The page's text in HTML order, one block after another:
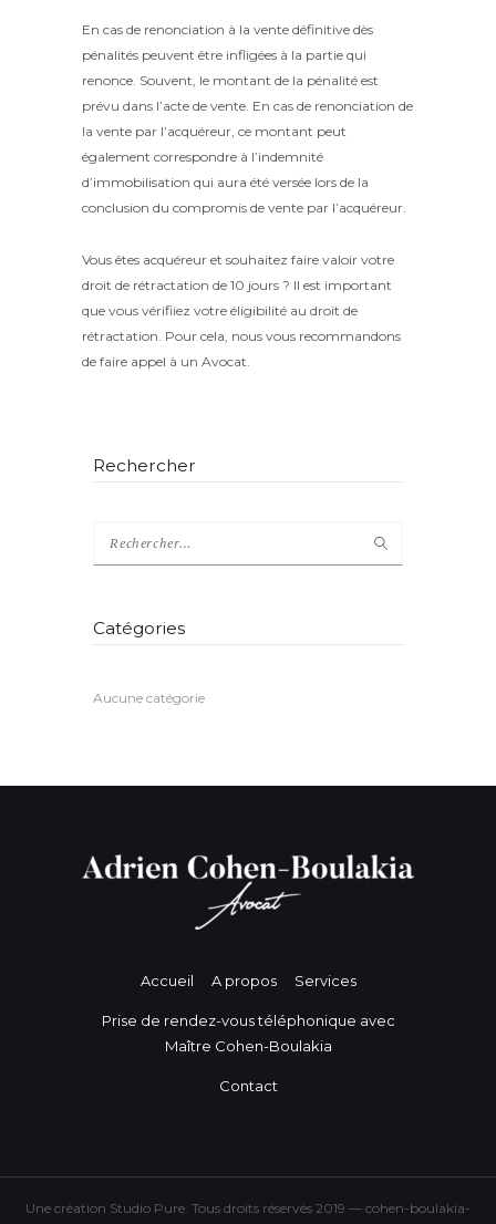
En cas de renonciation à la vente définitive dès
pénalités peuvent être infligées à la partie qui
renonce. Souvent, le montant de la pénalité est
prévu dans l’acte de vente. En cas de renonciation de
la vente par l’acquéreur, ce montant peut
également correspondre à l’indemnité
d’immobilisation qui aura été versée lors de la
conclusion du compromis de vente par l’acquéreur.
Vous êtes acquéreur et souhaitez faire valoir votre
droit de rétractation de 10 jours ? Il est important
que vous vérifiiez votre éligibilité au droit de
rétractation. Pour cela, nous vous recommandons
de faire appel à un Avocat.
Rechercher
Catégories
Aucune catégorie
Accueil A propos Services
Prise de rendez-vous téléphonique avec
Maître Cohen-Boulakia
Contact
Une création Studio Pure. Tous droits réservés 2019 — cohen-boulakia-